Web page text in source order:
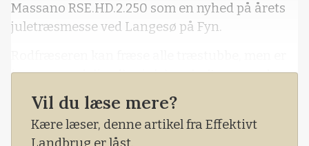
Massano RSE.HD.2.250 som en nyhed på årets
juletræsmesse ved Langesø på Fyn.
især anvendelig efter juletræskulturer med en
arbejdsdybde ned til 30 centimeter og en
opbygning med kraftige gearkasser, der
sagtens kan holde til arbejdet.
Vil du læse mere?
Kære læser, denne artikel fra Effektivt